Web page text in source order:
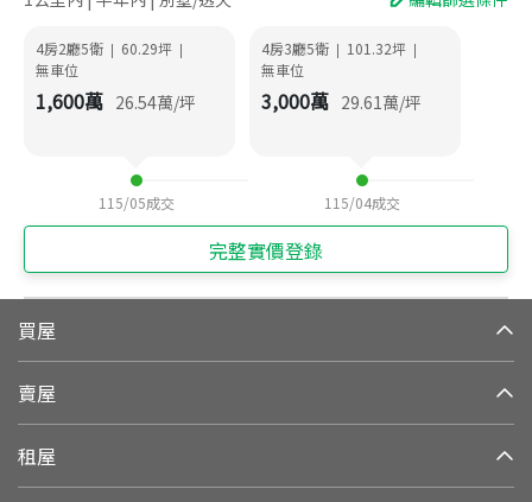
4房2廳5衛 | 60.29坪 |
無車位
1,600萬 26.54萬/坪
115/05成交
4房3廳5衛 | 101.32坪 |
無車位
3,000萬 29.61萬/坪
115/04成交
完整實價登錄
買屋
賣屋
租屋